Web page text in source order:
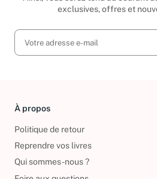
exclusives, offres et
À propos
Politique de retour
Reprendre vos livres
Qui sommes-nous ?